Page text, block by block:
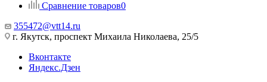
Сравнение товаров0
355472@vtt14.ru
г. Якутск, проспект Михаила Николаева, 25/5
Вконтакте
Яндекс.Дзен